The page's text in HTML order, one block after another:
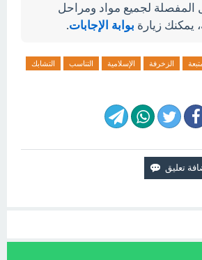
المفصلة لجميع مواد ومراحل
يمكنك زيارة بوابة الإجابات.
الزخرفة الإسلامية التناسب
التشابك